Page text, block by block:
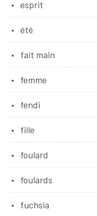
esprit
été
fait main
femme
fendi
fille
foulard
foulards
fuchsia